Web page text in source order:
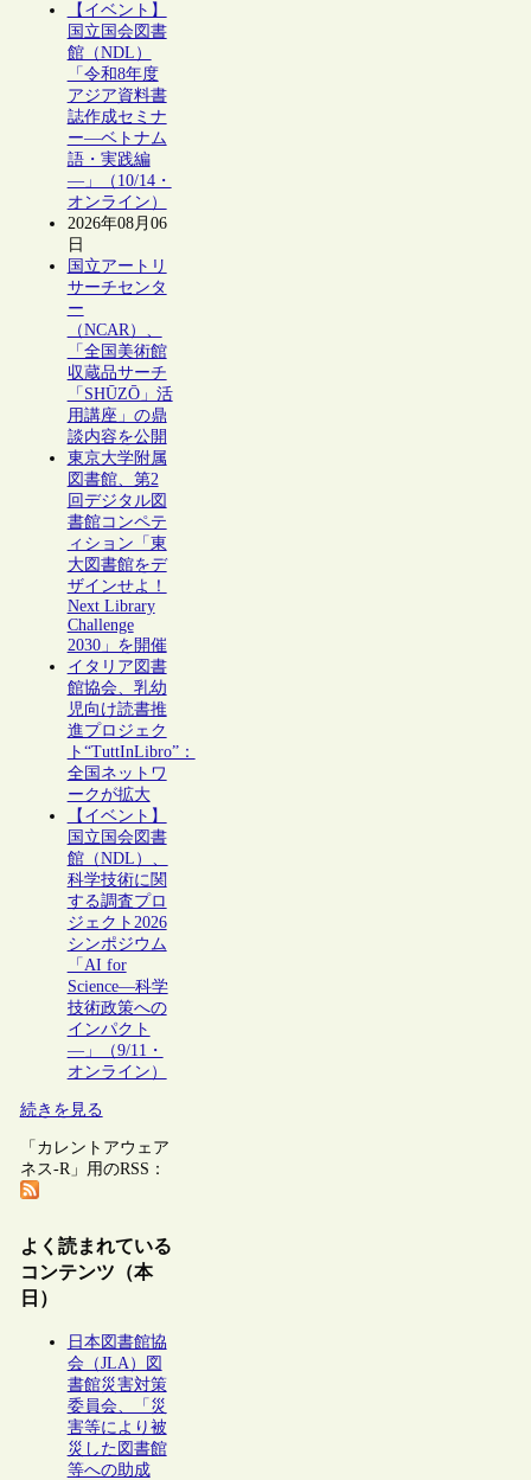
【イベント】
国立国会図書
館（NDL）
「令和8年度
アジア資料書
誌作成セミナ
ー―ベトナム
語・実践編
―」（10/14・
オンライン）
2026年08月06
日
国立アートリ
サーチセンタ
ー
（NCAR）、
「全国美術館
収蔵品サーチ
「SHŪZŌ」活
用講座」の鼎
談内容を公開
東京大学附属
図書館、第2
回デジタル図
書館コンペテ
ィション「東
大図書館をデ
ザインせよ！
Next Library
Challenge
2030」を開催
イタリア図書
館協会、乳幼
児向け読書推
進プロジェク
ト“TuttInLibro”：
全国ネットワ
ークが拡大
【イベント】
国立国会図書
館（NDL）、
科学技術に関
する調査プロ
ジェクト2026
シンポジウム
「AI for
Science―科学
技術政策への
インパクト
―」（9/11・
オンライン）
続きを見る
「カレントアウェア
ネス-R」用のRSS：
よく読まれている
コンテンツ（本
日）
日本図書館協
会（JLA）図
書館災害対策
委員会、「災
害等により被
災した図書館
等への助成